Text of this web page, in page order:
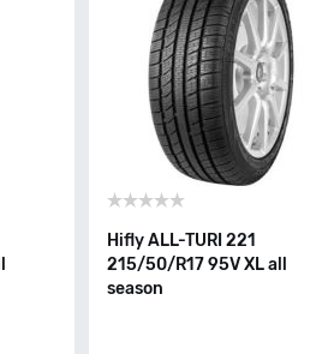
Hifly ALL-TURI 221
215/50/R17 95V XL all
season